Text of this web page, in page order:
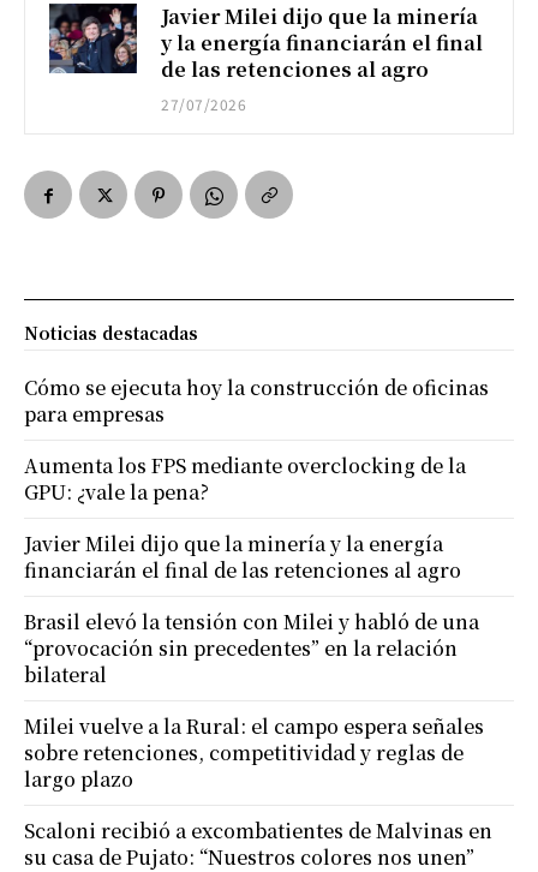
Javier Milei dijo que la minería
y la energía financiarán el final
de las retenciones al agro
27/07/2026
Noticias destacadas
Cómo se ejecuta hoy la construcción de oficinas
para empresas
Aumenta los FPS mediante overclocking de la
GPU: ¿vale la pena?
Javier Milei dijo que la minería y la energía
financiarán el final de las retenciones al agro
Brasil elevó la tensión con Milei y habló de una
“provocación sin precedentes” en la relación
bilateral
Milei vuelve a la Rural: el campo espera señales
sobre retenciones, competitividad y reglas de
largo plazo
Scaloni recibió a excombatientes de Malvinas en
su casa de Pujato: “Nuestros colores nos unen”